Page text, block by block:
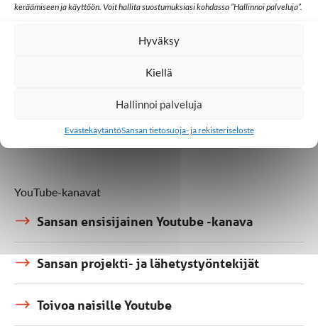
keräämiseen ja käyttöön. Voit hallita suostumuksiasi kohdassa ”Hallinnoi palveluja”.
Hyväksy
Kiellä
Hallinnoi palveluja
EvästekäytäntöSansan tietosuoja- ja rekisteriseloste
Toivoanaisille -materiaali
Raamattu kannesta kanteen -materiaali
YouTube-kanavat
Sansan ensisijainen Youtube -kanava
Sansan projekti- ja lähetystyöntekijät
Toivoa naisille Youtube